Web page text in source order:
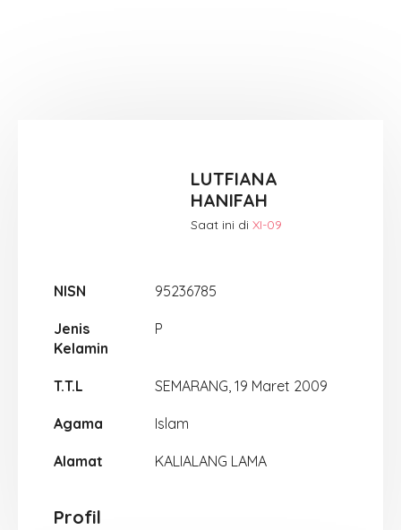
LUTFIANA
HANIFAH
Saat ini di XI-09
NISN 95236785
Jenis
Kelamin
P
T.T.L SEMARANG, 19 Maret 2009
Agama Islam
Alamat KALIALANG LAMA
Profil